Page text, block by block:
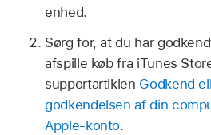
enhed.
Sørg for, at du har
afspille køb fra iTunes
supportartiklen Godkend
godkendelsen af din
Apple-konto.